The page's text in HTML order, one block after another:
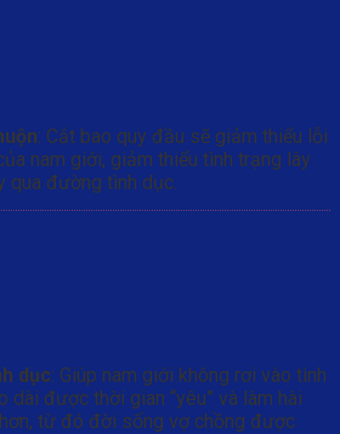
: Cắt bao quy đầu sẽ giảm thiểu lỗi
nam giới, giảm thiểu tình trạng lây
qua đường tình dục.
dục: Giúp nam giới không rơi vào tình
dài được thời gian “yêu” và làm hài
từ đó đời sống vợ chồng được